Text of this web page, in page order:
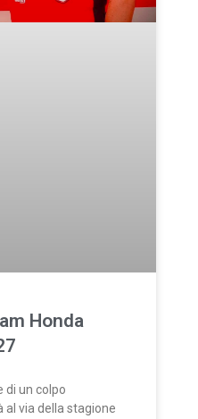
Honda
di un colpo
al via della stagione